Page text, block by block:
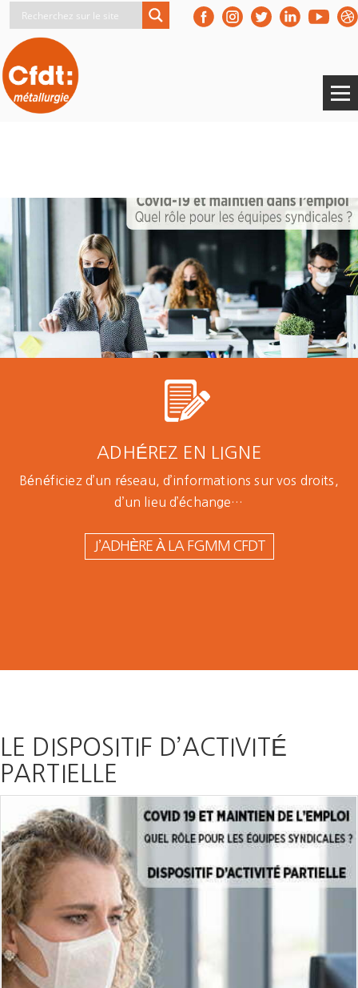
ADHÉREZ EN LIGNE
Bénéficiez d’un réseau, d’informations sur vos droits,
d’un lieu d’échange…
J’ADHÈRE À LA FGMM CFDT
LE DISPOSITIF D’ACTIVITÉ
PARTIELLE